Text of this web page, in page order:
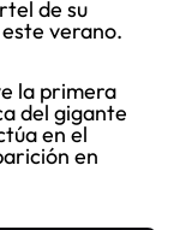
verano.
la primera
del gigante
en el
en